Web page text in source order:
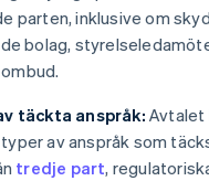
parten, inklusive om
bolag,
täckta anspråk: Avtalet
av anspråk som
tredje part,